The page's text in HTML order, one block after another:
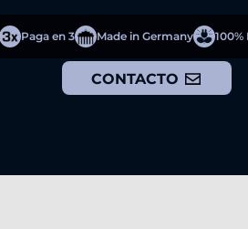
Paga en 3 Made in Germany 100%
CONTACTO